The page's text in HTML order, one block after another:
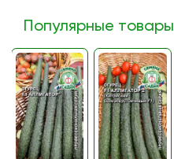
Популярные товары